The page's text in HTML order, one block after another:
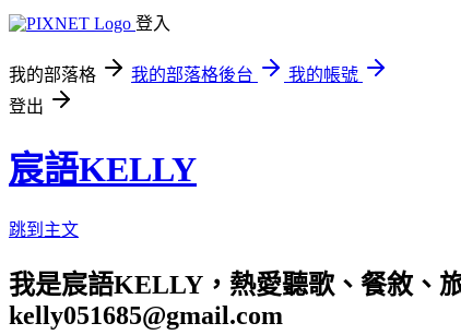
登入
我的部落格 我的部落格後台
我的帳號
登出
宸語KELLY
跳到主文
我是宸語KELLY，熱愛聽歌、餐敘、
kelly051685@gmail.com